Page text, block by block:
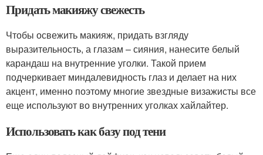
Придать макияжу свежесть
Чтобы освежить макияж, придать взгляду
выразительность, а глазам – сияния, нанесите белый
карандаш на внутренние уголки. Такой прием
подчеркивает миндалевидность глаз и делает на них
акцент, именно поэтому многие звездные визажисты все
еще используют во внутренних уголках хайлайтер.
Использовать как базу под тени